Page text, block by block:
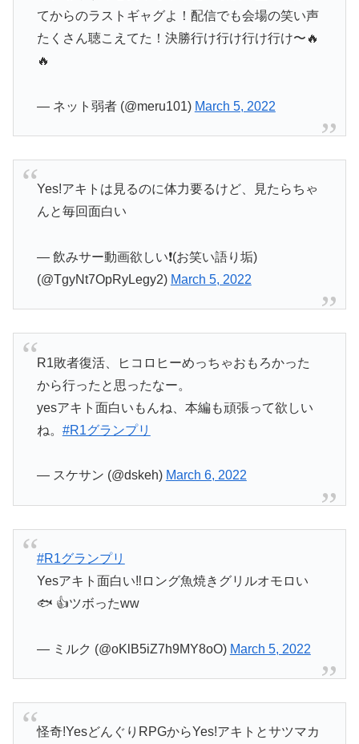
てからのラストギャグよ！配信でも会場の笑い声
たくさん聴こえてた！決勝行け行け行け行け〜🔥
🔥
— ネット弱者 (@meru101) March 5, 2022
Yes!アキトは見るのに体力要るけど、見たらちゃ
んと毎回面白い
— 飲みサー動画欲しい❗️(お笑い語り垢)
(@TgyNt7OpRyLegy2) March 5, 2022
R1敗者復活、ヒコロヒーめっちゃおもろかった
から行ったと思ったなー。
yesアキト面白いもんね、本編も頑張って欲しい
ね。 #R1グランプリ
— スケサン (@dskeh) March 6, 2022
#R1グランプリ
Yesアキト面白い‼️ロング魚焼きグリルオモロい
🐟 👍ツボったww
— ミルク (@oKlB5iZ7h9MY8oO) March 5, 2022
怪奇!YesどんぐりRPGからYes!アキトとサツマカ